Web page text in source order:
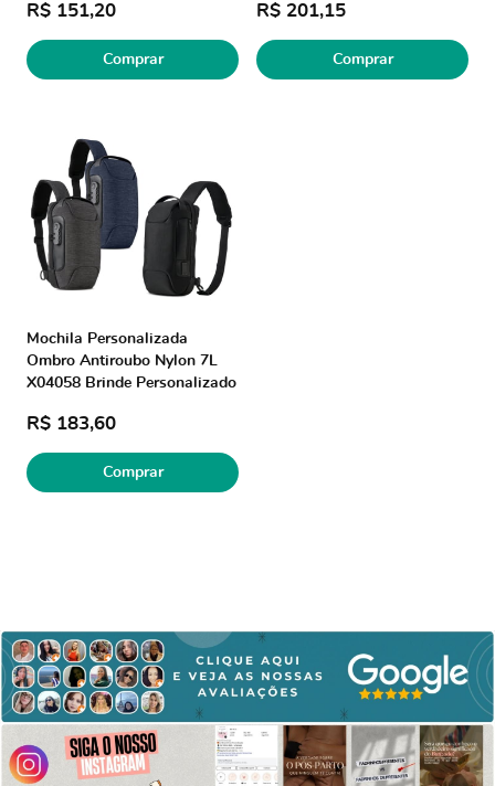
R$ 151,20
Comprar
R$ 201,15
Comprar
Mochila Personalizada
Ombro Antiroubo Nylon 7L
X04058 Brinde Personalizado
R$ 183,60
Comprar